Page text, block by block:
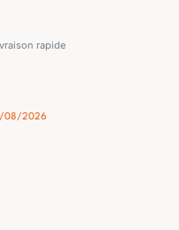
rapide
08/2026